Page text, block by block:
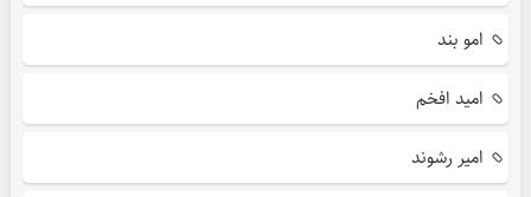
امو بند
امید افخم
امیر رشوند